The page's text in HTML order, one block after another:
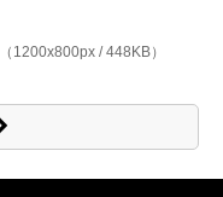
（1200x800px / 448KB）